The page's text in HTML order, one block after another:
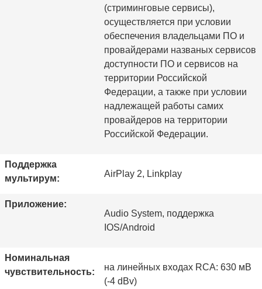
(стриминговые сервисы),
осуществляется при условии
обеспечения владельцами ПО и
провайдерами названых сервисов
доступности ПО и сервисов на
территории Российской
Федерации, а также при условии
надлежащей работы самих
провайдеров на территории
Российской Федерации.
Поддержка
мультирум:
AirPlay 2, Linkplay
Приложение:
Audio System, поддержка
IOS/Android
Номинальная
чувствительность:
на линейных входах RCA: 630 мВ
(-4 dBv)